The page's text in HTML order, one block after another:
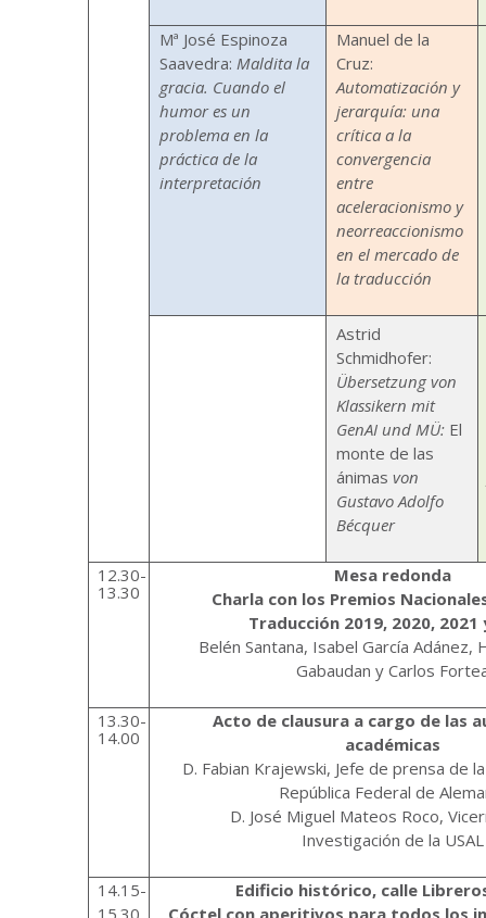
Mª José Espinoza
Saavedra: Maldita la
gracia. Cuando el
humor es un
problema en la
práctica de la
interpretación
Manuel de la
Cruz:
Automatización y
jerarquía: una
crítica a la
convergencia
entre
aceleracionismo y
neorreaccionismo
en el mercado de
la traducción
Astrid
Schmidhofer:
Übersetzung von
Klassikern mit
GenAI und MÜ: El
monte de las
ánimasvon
Gustavo Adolfo
Bécquer
12.30-
13.30
Mesa redonda
Charla con los Premios
Traducción 2019, 2020, 2021
Belén Santana, Isabel García Adánez,
Gabaudan y Carlos
13.30-
14.00
Acto de clausura a cargo de las
académicas
D. Fabian Krajewski, Jefe de prensa de
República Federal de
D. José Miguel Mateos Roco,
Investigación de la USAL
14.15-
15.30
Edificio histórico, calle
Cóctel con aperitivos para todos los